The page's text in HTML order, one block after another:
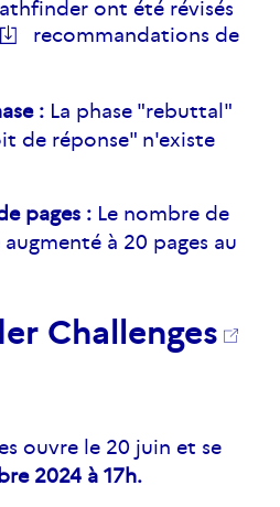
ont été révisés
recommandations de
: La phase "rebuttal"
de réponse" n'existe
pages : Le nombre de
à 20 pages au
Challenges
ouvre le 20 juin et se
2024 à 17h.